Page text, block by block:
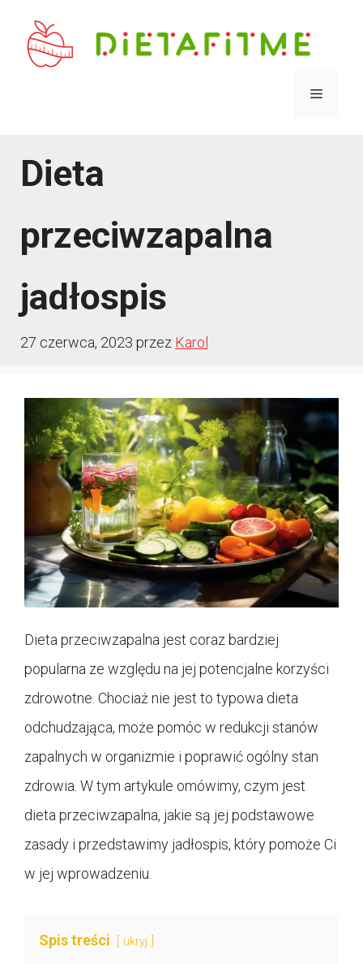
Menu
Dieta
przeciwzapalna
jadłospis
27 czerwca, 2023 przez Karol
Dieta przeciwzapalna jest coraz bardziej
popularna ze względu na jej potencjalne korzyści
zdrowotne. Chociaż nie jest to typowa dieta
odchudzająca, może pomóc w redukcji stanów
zapalnych w organizmie i poprawić ogólny stan
zdrowia. W tym artykule omówimy, czym jest
dieta przeciwzapalna, jakie są jej podstawowe
zasady i przedstawimy jadłospis, który pomoże Ci
w jej wprowadzeniu.
Spis treści ukryj